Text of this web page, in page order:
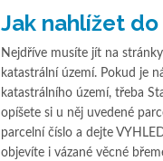
Jak nahlížet do
Nejdříve musíte jít na stránky
katastrální území. Pokud je
katastrálního území, třeba
opíšete si u něj uvedené
parcelní číslo a dejte
objevíte i vázané věcné